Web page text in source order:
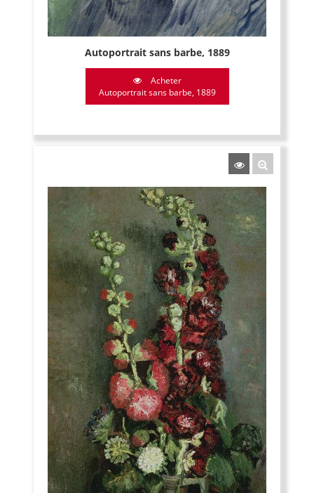
Autoportrait sans barbe, 1889
Acheter
Autoportrait sans barbe, 1889